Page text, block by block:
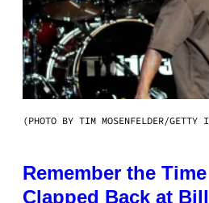
(PHOTO BY TIM MOSENFELDER/GETTY
Remember the
Clapped Back at